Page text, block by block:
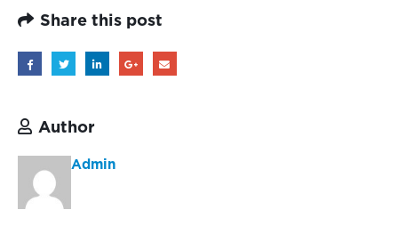
Share this post
Author
Admin